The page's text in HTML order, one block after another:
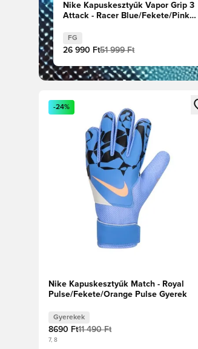
Nike Kapuskesztyűk Vapor Grip 3
Attack - Racer Blue/Fekete/Pink
FG
26 990 Ft51 999 Ft
Megnyit egy modált a
-24%
Nike Kapuskesztyűk Match - Royal
Pulse/Fekete/Orange Pulse Gyerek
Gyerekek
8690 Ft11 490 Ft
7, 8